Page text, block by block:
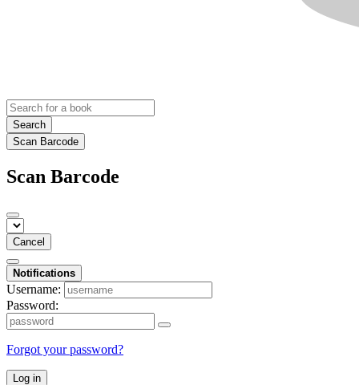
Search
Scan Barcode
Scan Barcode
Cancel
Notifications
Username:
Password:
Forgot your password?
Log in